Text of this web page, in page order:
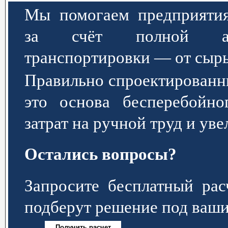
Мы помогаем
за счёт полной
транспортировки — от
Правильно
это основа
затрат на ручной труд и
Остались вопросы?
Запросите бесплатный
подберут решение под